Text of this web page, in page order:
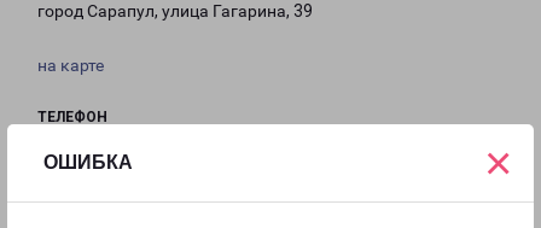
ОШИБКА ×
город Сарапул, улица Гагарина, 39
на карте
ТЕЛЕФОН